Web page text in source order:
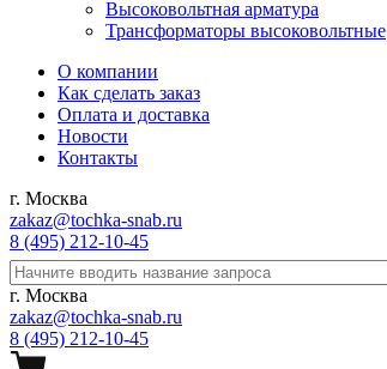
Высоковольтная арматура
Трансформаторы высоковольтные
О компании
Как сделать заказ
Оплата и доставка
Новости
Контакты
г. Москва
zakaz@tochka-snab.ru
8 (495) 212-10-45
г. Москва
zakaz@tochka-snab.ru
8 (495) 212-10-45